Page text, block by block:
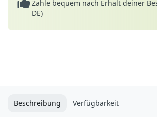
Zahle bequem nach Erhalt deiner
DE)
Beschreibung Verfügbarkeit